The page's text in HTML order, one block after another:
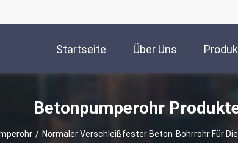
Startseite Über Uns
Betonpumperohr
/ Normaler Verschleißfester Beton-Bohrrohr Für